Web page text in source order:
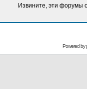
Извините, эти форумы
Powered by